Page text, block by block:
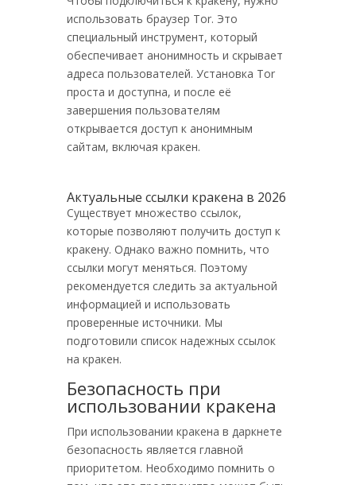
использовать браузер Tor. Это
специальный инструмент, который
обеспечивает анонимность и скрывает
адреса пользователей. Установка Tor
проста и доступна, и после её
завершения пользователям
открывается доступ к анонимным
сайтам, включая кракен.
Актуальные ссылки кракена в 2026
Существует множество ссылок,
которые позволяют получить доступ к
кракену. Однако важно помнить, что
ссылки могут меняться. Поэтому
рекомендуется следить за актуальной
информацией и использовать
проверенные источники. Мы
подготовили список надежных ссылок
на кракен.
Безопасность при
использовании кракена
При использовании кракена в даркнете
безопасность является главной
приоритетом. Необходимо помнить о